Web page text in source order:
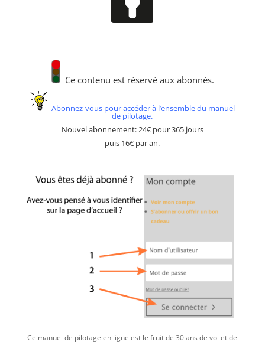
Ce contenu est réservé aux abonnés.
Abonnez-vous pour accéder à l’ensemble du manuel
de pilotage.
Nouvel abonnement: 24€ pour 365 jours
puis 16€ par an.
Ce manuel de pilotage en ligne est le fruit de 30 ans de vol et de